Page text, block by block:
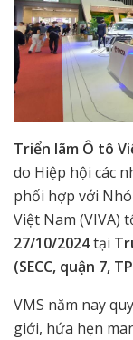
Triển lãm Ô tô
do Hiệp hội các
phối hợp với
Việt Nam (VIVA)
27/10/2024tại
(SECC, quận 7,
VMS năm nay
giới, hứa hẹn